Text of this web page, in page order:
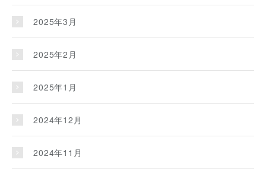
2025年3月
2025年2月
2025年1月
2024年12月
2024年11月